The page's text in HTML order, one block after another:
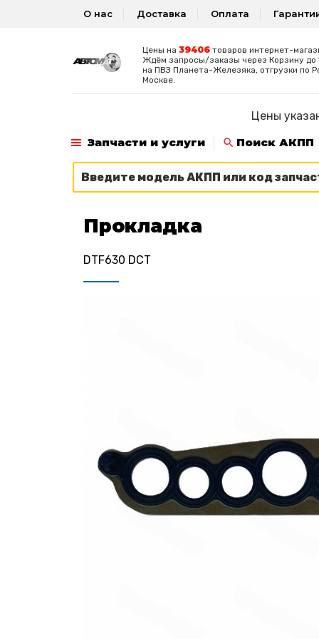
О нас Доставка Оплата
Цены на 39406товаров интернет-
Ждём запросы/заказы через Корзину
на ПВЗ Планета-Железяка, отгрузки по
Москве.
Цены
Запчасти и услуги
Поиск АКПП
Прокладка
DTF630 DCT